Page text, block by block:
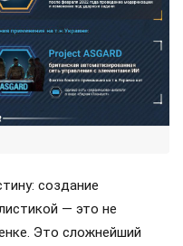
создание
— это не
Это сложнейший